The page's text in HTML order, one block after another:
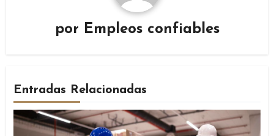
por Empleos confiables
Entradas Relacionadas